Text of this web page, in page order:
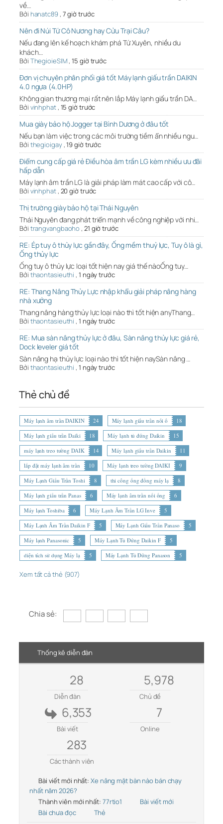
về…
Bởi hanatc89, 7 giờ trước
Nên đi Núi Tứ Cô Nương hay Cửu Trại Câu?
Nếu đang lên kế hoạch khám phá Tứ Xuyên, nhiều du
khách…
Bởi ThegioieSIM,15 giờ trước
Đơn vị chuyên phân phối giá tốt Máy lạnh giấu trần DAIKIN
4.0 ngựa (4.0HP)
Không gian thương mại rất nên lắp Máy lạnh giấu trần DA…
Bởi vinhphat, 15 giờ trước
Mua giày bảo hộ Jogger tại Bình Dương ở đâu tốt
Nếu bạn làm việc trong các môi trường tiềm ẩn nhiều ngu…
Bởi thegioigay,19 giờ trước
Điểm cung cấp giá rẻ Điều hòa âm trần LG kèm nhiều ưu đãi
hấp dẫn
Máy lạnh âm trần LG là giải pháp làm mát cao cấp với cô…
Bởi vinhphat, 20 giờ trước
Thị trường giày bảo hộ tại Thái Nguyên
Thái Nguyên đang phát triển mạnh về công nghiệp với nhi…
Bởi trangvangbaoho , 21 giờ trước
RE: Ép tuy ô thủy lực gần đây, Ống mềm thuỷ lực, Tuy ô là gì,
Ống thủy lực
Ống tuy ô thủy lực loại tốt hiện nay giá thế nàoỐng tuy…
Bởi thaontasieuthi , 1 ngày trước
RE: Thang Nâng Thủy Lực nhập khẩu giải pháp nâng hàng
nhà xưởng
Thang nâng hàng thủy lực loại nào thì tốt hiện anyThang…
Bởi thaontasieuthi , 1 ngày trước
RE: Mua sàn nâng thủy lực ở đâu, Sàn nâng thủy lực giá rẻ,
Dock leveler giá tốt
Sàn nâng hạ thủy lực loại nào thì tốt hiện naySàn nâng …
Bởi thaontasieuthi , 1 ngày trước
Thẻ chủ đề
Máy lạnh âm trần DAIKIN 24 Máy lạnh giấu trần nối ố
18
Máy lạnh giấu trần Daiki
18 Máy lạnh tủ đứng Daikin
15
máy lạnh treo tường DAIK
14 Máy lạnh giấu trần Daikin
11
lắp đặt máy lạnh âm trần
10 Máy lạnh treo tường DAIKI
9
Máy Lạnh Giấu Trần Toshi
8 thi công ống đồng máy lạ
8
Máy lạnh giấu trần Panas
6 Máy lạnh âm trần nối ống
6
Máy lạnh Toshiba
6 Máy Lạnh Âm Trần LG Inve
5
Máy Lạnh Âm Trần Daikin F
5 Máy Lạnh Giấu Trần Panaso
5
Máy lạnh Panasonic
5 Máy Lạnh Tủ Đứng Daikin F
5
diện tích sử dụng Máy lạ
5 Máy Lạnh Tủ Đứng Panason 5
Xem tất cả thẻ (907)
Chia sẻ:
Thống kê diễn đàn
28
Diễn đàn
5,978
Chủ đề
6,353
Bài viết
7
Online
283
Các thành viên
Bài viết mới nhất: Xe nâng mặt bàn nào bán chạy
nhất năm 2026?
Thành viên mới nhất: 77rtio1
Bài viết mới
Bài chưa đọc
Thẻ